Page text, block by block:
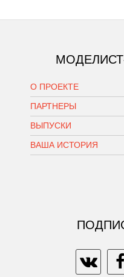
О ПРОЕКТЕ
ПАРТНЕРЫ
ВЫПУСКИ
ВАША ИСТОРИЯ